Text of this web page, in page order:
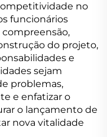
no
funcionários
do projeto,
e
sejam
problemas,
e enfatizar o
o lançamento de
nova vitalidade